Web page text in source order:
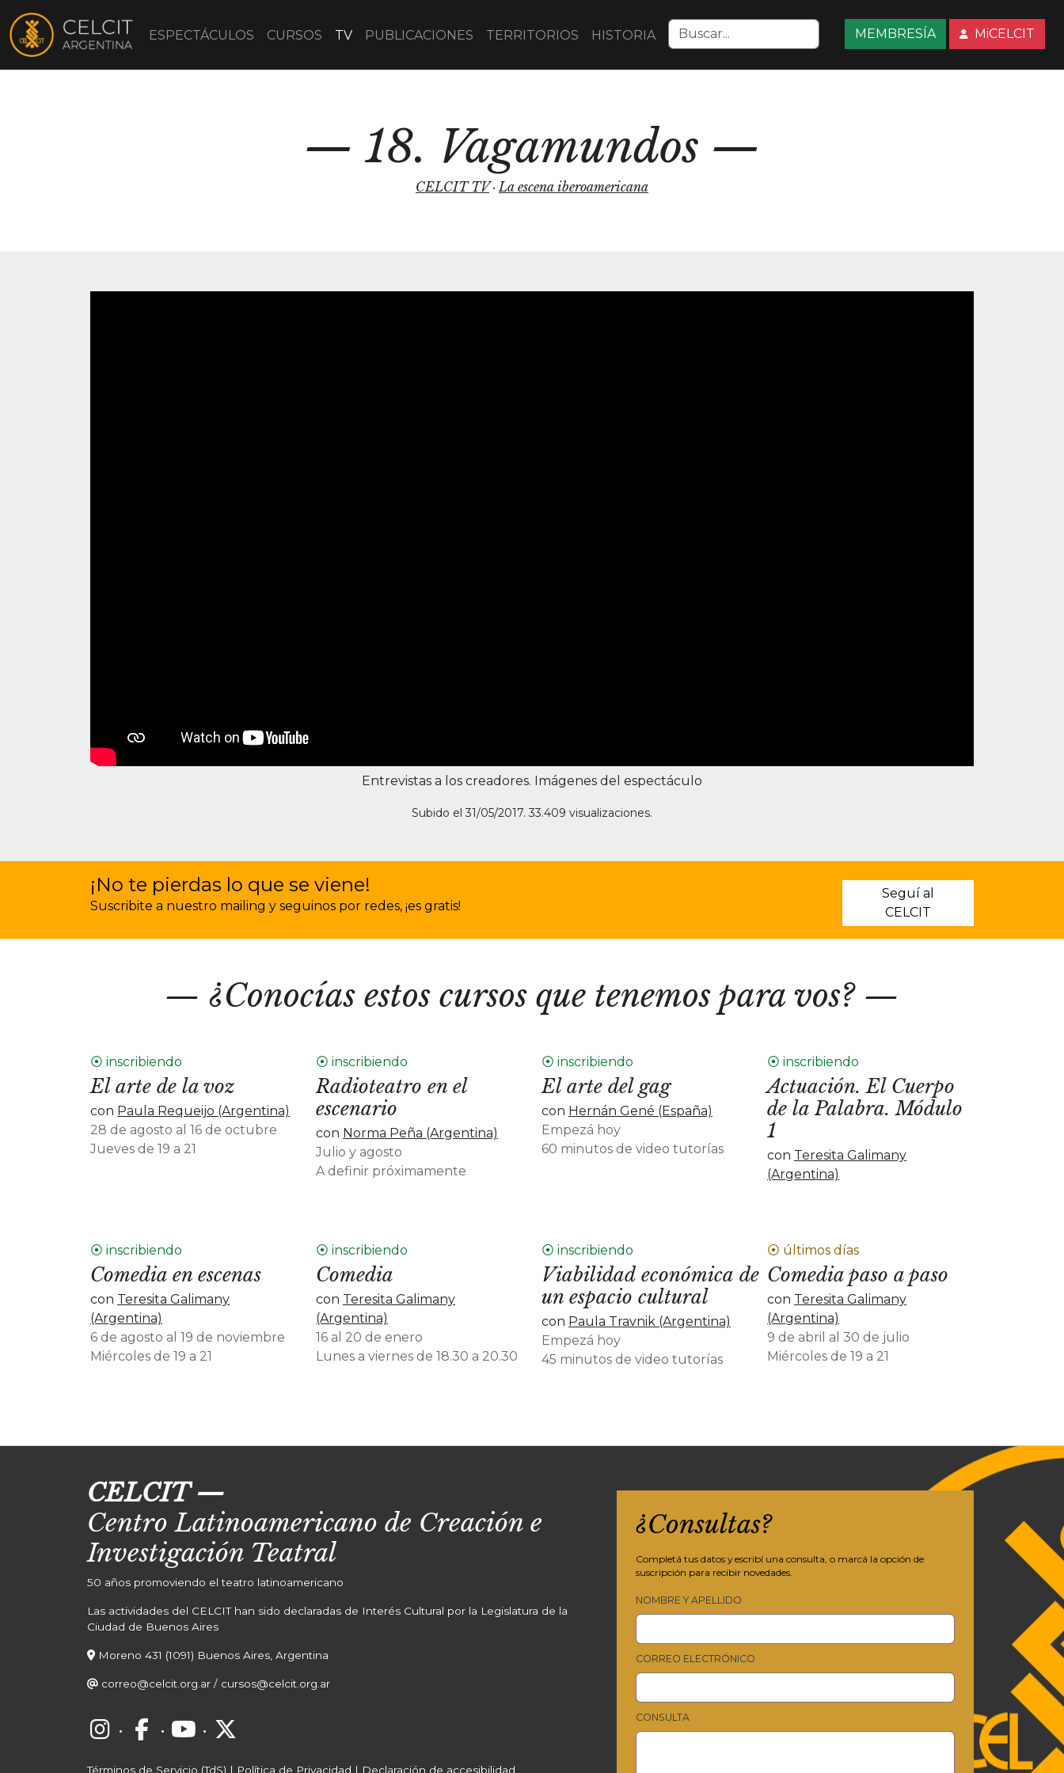
MEMBRESÍA MiCELCIT
ESPECTÁCULOS CURSOS TV PUBLICACIONES TERRITORIOS HISTORIA
18. Vagamundos
CELCIT TV·La escena iberoamericana
Entrevistas a los creadores. Imágenes del espectáculo
Subido el 31/05/2017. 33.409 visualizaciones.
¡No te pierdas lo que se viene!
Suscribite a nuestro mailing y seguinos por redes, ¡es gratis!
Seguí al
CELCIT
¿Conocías estos cursos que tenemos para vos?
⦿ inscribiendo
El arte de la voz
con Paula Requeijo (Argentina)
28 de agosto al 16 de octubre
Jueves de 19 a 21
⦿ inscribiendo
Radioteatro en el
escenario
con Norma Peña (Argentina)
Julio y agosto
A definir próximamente
⦿ inscribiendo
El arte del gag
con Hernán Gené (España)
Empezá hoy
60 minutos de video tutorías
⦿ inscribiendo
Actuación. El Cuerpo
de la Palabra. Módulo
1
con Teresita Galimany
(Argentina)
⦿ inscribiendo
Comedia en escenas
con Teresita Galimany
(Argentina)
6 de agosto al 19 de noviembre
Miércoles de 19 a 21
⦿ inscribiendo
Comedia
con Teresita Galimany
(Argentina)
16 al 20 de enero
Lunes a viernes de 18.30 a 20.30
⦿ inscribiendo
Viabilidad económica de
un espacio cultural
con Paula Travnik (Argentina)
Empezá hoy
45 minutos de video tutorías
⦿ últimos días
Comedia paso a paso
con Teresita Galimany
(Argentina)
9 de abril al 30 de julio
Miércoles de 19 a 21
CELCIT—
Centro Latinoamericano de Creación e
Investigación Teatral
50 años promoviendo el teatro latinoamericano
Las actividades del CELCIT han sido declaradas de Interés Cultural por la Legislatura de la
Ciudad de Buenos Aires
Moreno 431 (1091) Buenos Aires, Argentina
correo@celcit.org.ar / cursos@celcit.org.ar
· · ·
Términos de Servicio (TdS) | Política de Privacidad | Declaración de accesibilidad
¿Consultas?
Completá tus datos y escribí una consulta, o marcá la opción de
suscripción para recibir novedades.
NOMBRE Y APELLIDO
CORREO ELECTRÓNICO
CONSULTA